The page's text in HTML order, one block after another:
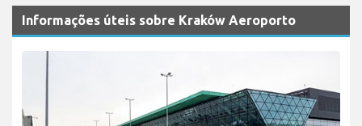
Informações úteis sobre Kraków Aeroporto